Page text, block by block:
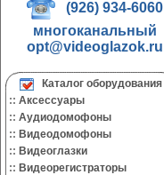
(926) 934-6060
многоканальный
opt@videoglazok.ru
Каталог оборудования
:: Аксессуары
:: Аудиодомофоны
:: Видеодомофоны
:: Видеоглазки
:: Видеорегистраторы